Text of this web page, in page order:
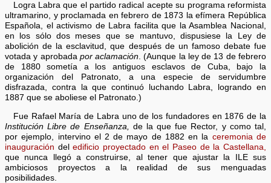
Logra Labra que el partido radical acepte su programa reformista
ultramarino, y proclamada en febrero de 1873 la efímera República
Española, el activismo de Labra facilita que la Asamblea Nacional,
en los sólo dos meses que se mantuvo, dispusiese la Ley de
abolición de la esclavitud, que después de un famoso debate fue
votada y aprobada por aclamación. (Aunque la ley de 13 de febrero
de 1880 sometía a los antiguos esclavos de Cuba, bajo la
organización del Patronato, a una especie de servidumbre
disfrazada, contra la que continuó luchando Labra, logrando en
1887 que se aboliese el Patronato.)
Fue Rafael María de Labra uno de los fundadores en 1876 de la
Institución Libre de Enseñanza,
de la que fue Rector, y como tal,
por ejemplo, intervino el 2 de mayo de 1882 en la ceremonia de
inauguración deledificio proyectado en el Paseo de la Castellana,
que nunca llegó a construirse, al tener que ajustar la ILE sus
ambiciosos proyectos a la realidad de sus menguadas
posibilidades.